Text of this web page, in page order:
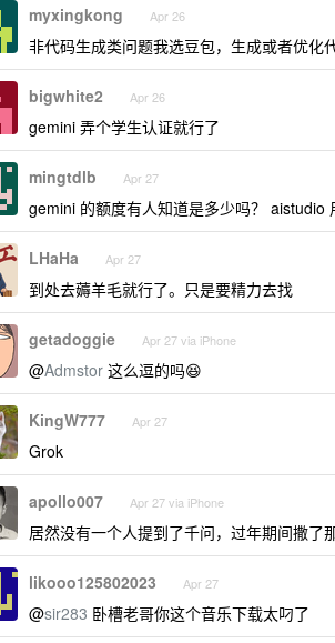
myxingkong Apr 26
非代码生成类问题我选豆包，生成或者优化
bigwhite2 Apr 26
gemini 弄个学生认证就行了
mingtdlb Apr 27
gemini 的额度有人知道是多少吗？ aistudio
LHaHa Apr 27
到处去薅羊毛就行了。只是要精力去找
getadoggie Apr 27 via iPhone
@Admstor 这么逗的吗😆
KingW777 Apr 27
Grok
apollo007 Apr 27 via iPhone
居然没有一个人提到了千问，过年期间撒了
likooo125802023 Apr 27
@sir283 卧槽老哥你这个音乐下载太叼了